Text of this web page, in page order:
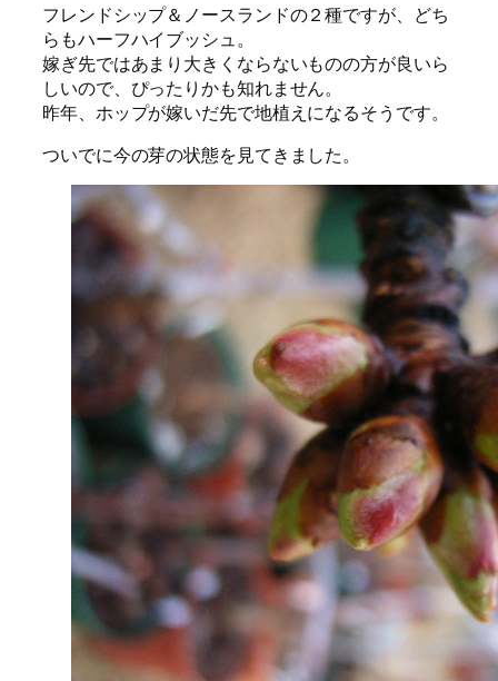
フレンドシップ＆ノースランドの２種ですが、どち
らもハーフハイブッシュ。
嫁ぎ先ではあまり大きくならないものの方が良いら
しいので、ぴったりかも知れません。
昨年、ホップが嫁いだ先で地植えになるそうです。
ついでに今の芽の状態を見てきました。